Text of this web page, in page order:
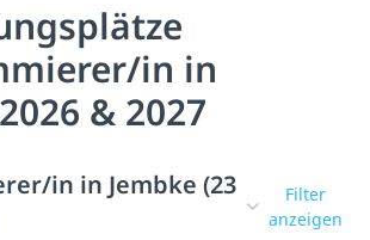
in in
& 2027
in in Jembke (23
Filter
anzeigen